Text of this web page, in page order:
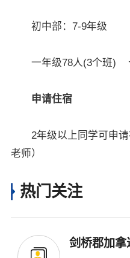
初中部：7-9年级
一年级78人(3个班)
申请住宿
2年级以上同学可申请
老师）
热门关注
剑桥郡加拿